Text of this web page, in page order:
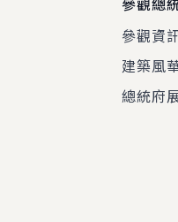
參觀資
建築風
總統府